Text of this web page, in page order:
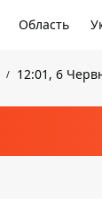
Область
12:01, 6